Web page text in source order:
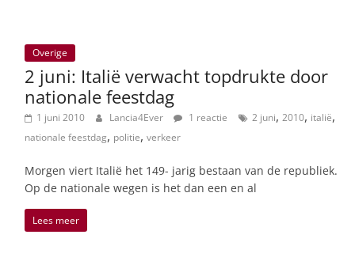
Overige
2 juni: Italië verwacht topdrukte door
nationale feestdag
1 juni 2010 Lancia4Ever 1 reactie 2 juni, 2010, italië,
nationale feestdag, politie, verkeer
Morgen viert Italië het 149- jarig bestaan van de republiek.
Op de nationale wegen is het dan een en al
Lees meer